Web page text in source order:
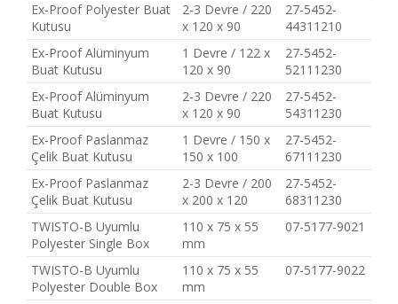
Ex-Proof Polyester Buat
Kutusu
2-3 Devre / 220
x 120 x 90
27-5452-
44311210
Ex-Proof Alüminyum
Buat Kutusu
1 Devre / 122 x
120 x 90
27-5452-
52111230
Ex-Proof Alüminyum
Buat Kutusu
2-3 Devre / 220
x 120 x 90
27-5452-
54311230
Ex-Proof Paslanmaz
Çelik Buat Kutusu
1 Devre / 150 x
150 x 100
27-5452-
67111230
Ex-Proof Paslanmaz
Çelik Buat Kutusu
2-3 Devre / 200
x 200 x 120
27-5452-
68311230
TWISTO-B Uyumlu
Polyester Single Box
110 x 75 x 55
mm
07-5177-9021
TWISTO-B Uyumlu
Polyester Double Box
110 x 75 x 55
mm
07-5177-9022